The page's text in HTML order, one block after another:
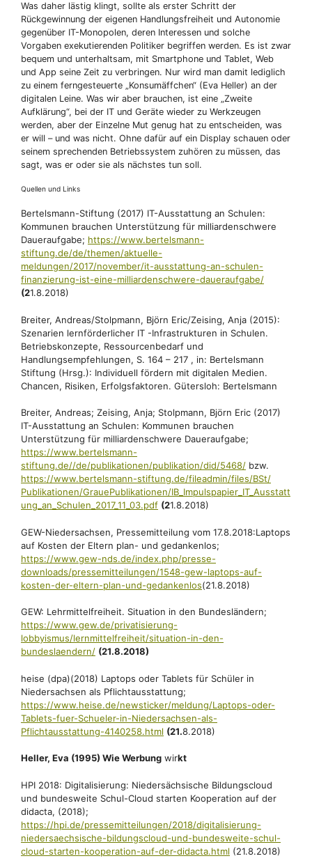
Was daher lästig klingt, sollte als erster Schritt der
Rückgewinnung der eigenen Handlungsfreiheit und Autonomie
gegenüber IT-Monopolen, deren Interessen und solche
Vorgaben exekutierenden Politiker begriffen werden. Es ist zwar
bequem und unterhaltsam, mit Smartphone und Tablet, Web
und App seine Zeit zu verbringen. Nur wird man damit lediglich
zu einem ferngesteuerte „Konsumäffchen“ (Eva Heller) an der
digitalen Leine. Was wir aber brauchen, ist eine „Zweite
Aufklärung“, bei der IT und Geräte wieder zu Werkzeugen
werden, aber der Einzelne Mut genug hat zu entscheiden, was
er will – und was nicht. Ohne dafür auf ein Display schauen oder
seinem sprechenden Betriebssystem zuhören zu müssen, das
sagt, was er oder sie als nächstes tun soll.
Quellen und Links
Bertelsmann-Stiftung (2017) IT-Ausstattung an Schulen:
Kommunen brauchen Unterstützung für milliardenschwere
Daueraufgabe; https://www.bertelsmann-
stiftung.de/de/themen/aktuelle-
meldungen/2017/november/it-ausstattung-an-schulen-
finanzierung-ist-eine-milliardenschwere-daueraufgabe/
(21.8.2018)
Breiter, Andreas/Stolpmann, Björn Eric/Zeising, Anja (2015):
Szenarien lernförderlicher IT -Infrastrukturen in Schulen.
Betriebskonzepte, Ressourcenbedarf und
Handlungsempfehlungen, S. 164 – 217 , in: Bertelsmann
Stiftung (Hrsg.): Individuell fördern mit digitalen Medien.
Chancen, Risiken, Erfolgsfaktoren. Gütersloh: Bertelsmann
Breiter, Andreas; Zeising, Anja; Stolpmann, Björn Eric (2017)
IT-Ausstattung an Schulen: Kommunen brauchen
Unterstützung für milliardenschwere Daueraufgabe;
https://www.bertelsmann-
stiftung.de//de/publikationen/publikation/did/5468/ bzw.
https://www.bertelsmann-stiftung.de/fileadmin/files/BSt/
Publikationen/GrauePublikationen/IB_Impulspapier_IT_Ausstatt
ung_an_Schulen_2017_11_03.pdf (21.8.2018)
GEW-Niedersachsen, Pressemitteilung vom 17.8.2018:Laptops
auf Kosten der Eltern plan- und gedankenlos;
https://www.gew-nds.de/index.php/presse-
downloads/pressemitteilungen/1548-gew-laptops-auf-
kosten-der-eltern-plan-und-gedankenlos(21.8.2018)
GEW: Lehrmittelfreiheit. Situation in den Bundesländern;
https://www.gew.de/privatisierung-
lobbyismus/lernmittelfreiheit/situation-in-den-
bundeslaendern/ (21.8.2018)
heise (dpa)(2018) Laptops oder Tablets für Schüler in
Niedersachsen als Pflichtausstattung;
https://www.heise.de/newsticker/meldung/Laptops-oder-
Tablets-fuer-Schueler-in-Niedersachsen-als-
Pflichtausstattung-4140258.html (21.8.2018)
Heller, Eva (1995) Wie Werbung wirkt
HPI 2018: Digitalisierung: Niedersächsische Bildungscloud
und bundesweite Schul-Cloud starten Kooperation auf der
didacta, (2018);
https://hpi.de/pressemitteilungen/2018/digitalisierung-
niedersaechsische-bildungscloud-und-bundesweite-schul-
cloud-starten-kooperation-auf-der-didacta.html (21.8.2018)